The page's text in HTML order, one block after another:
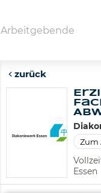
Arbeitgebende
zurück
Zum
Essen